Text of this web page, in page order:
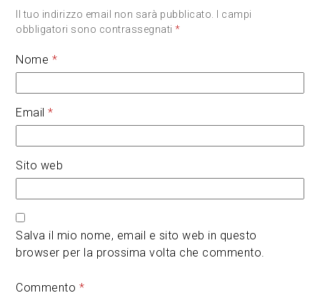
Il tuo indirizzo email non sarà pubblicato.
I campi
obbligatori sono contrassegnati*
Nome *
Email*
Sito web
Salva il mio nome, email e sito web in questo
browser per la prossima volta che commento.
Commento *